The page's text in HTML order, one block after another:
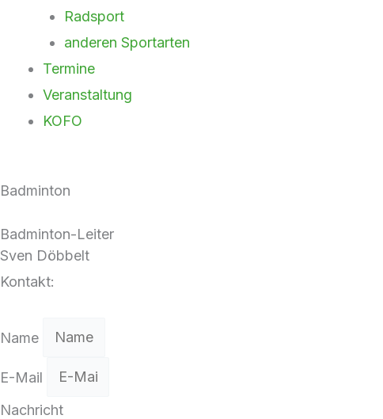
Radsport
anderen Sportarten
Termine
Veranstaltung
KOFO
Badminton
Badminton-Leiter
Sven Döbbelt
Kontakt:
Name
E-Mail
Nachricht